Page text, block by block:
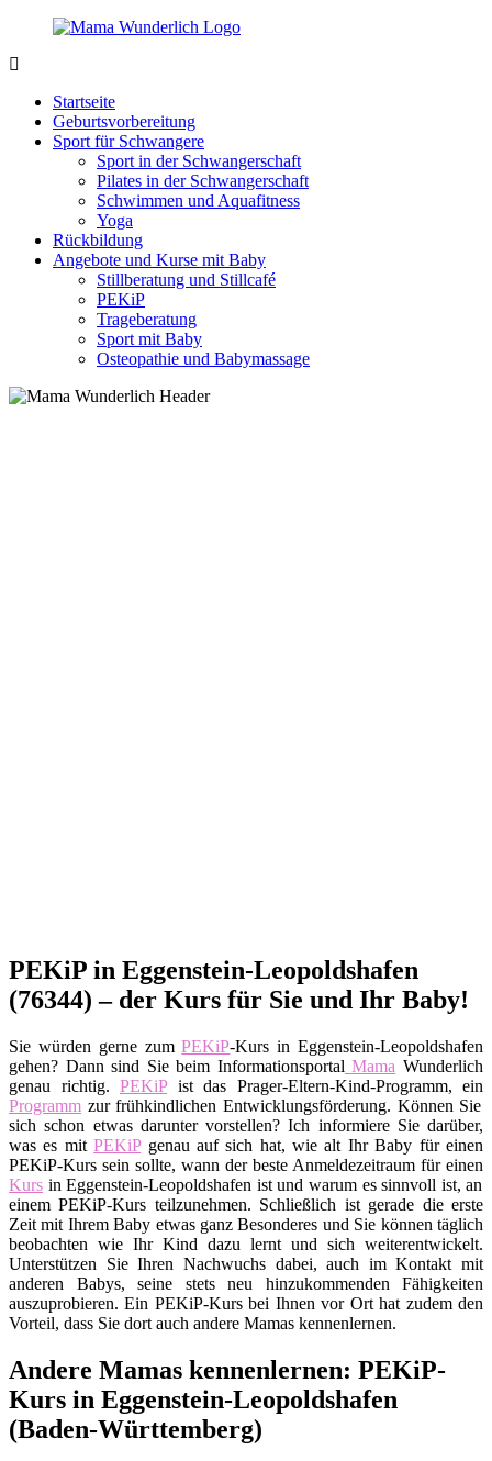
Zurück
Inhalt
sein
wunderbar!
Startseite
Geburtsvorbereitung
Sport für Schwangere
Sport in der Schwangerschaft
Pilates in der Schwangerschaft
Schwimmen und Aquafitness
Yoga
Rückbildung
Angebote und Kurse mit Baby
Stillberatung und Stillcafé
PEKiP
Trageberatung
Sport mit Baby
Osteopathie und Babymassage
PEKiP in Eggenstein-Leopoldshafen
(76344) – der Kurs für Sie und Ihr Baby!
Sie würden gerne zumPEKiP-Kurs in Eggenstein-Leopoldshafen
gehen? Dann sind Sie beim Informationsportal Mama Wunderlich
genau richtig. PEKiPist das Prager-Eltern-Kind-Programm, ein
Programm zur frühkindlichen Entwicklungsförderung. Können Sie
sich schon etwas darunter vorstellen? Ich informiere Sie darüber,
was es mitPEKiPgenau auf sich hat, wie alt Ihr Baby für einen
PEKiP-Kurs sein sollte, wann der beste Anmeldezeitraum für einen
Kurs in Eggenstein-Leopoldshafen ist und warum es sinnvoll ist, an
einem PEKiP-Kurs teilzunehmen. Schließlich ist gerade die erste
Zeit mit Ihrem Baby etwas ganz Besonderes und Sie können täglich
beobachten wie Ihr Kind dazu lernt und sich weiterentwickelt.
Unterstützen Sie Ihren Nachwuchs dabei, auch im Kontakt mit
anderen Babys, seine stets neu hinzukommenden Fähigkeiten
auszuprobieren. Ein PEKiP-Kurs bei Ihnen vor Ort hat zudem den
Vorteil, dass Sie dort auch andere Mamas kennenlernen.
Andere Mamas kennenlernen: PEKiP-
Kurs in Eggenstein-Leopoldshafen
(Baden-Württemberg)